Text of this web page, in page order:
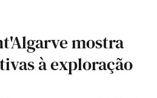
mostra
à exploração